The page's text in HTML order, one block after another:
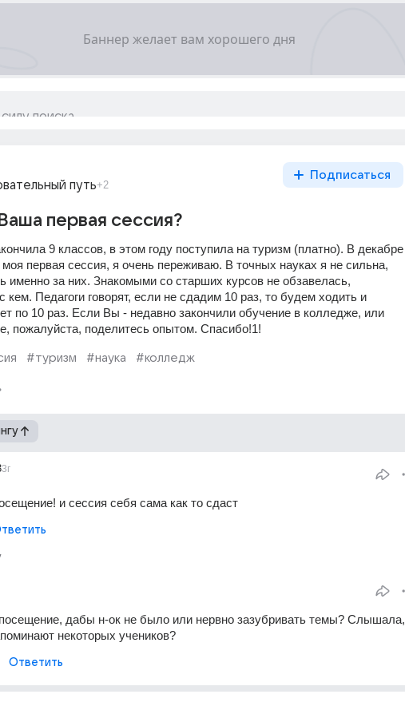
путь+2
Подписаться
первая сессия?
9 классов, в этом году поступила на туризм (платно). В декабре
первая сессия, я очень переживаю. В точных науках я не сильна,
именно за них. Знакомыми со старших курсов не обзавелась,
кем. Педагоги говорят, если не сдадим 10 раз, то будем ходить и
по 10 раз. Если Вы - недавно закончили обучение в колледже, или
пожалуйста, поделитесь опытом. Спасибо!1!
#туризм #наука #колледж
3г
и сессия себя сама как то сдаст
дабы н-ок не было или нервно зазубривать темы? Слышала,
некоторых учеников?
Ответить